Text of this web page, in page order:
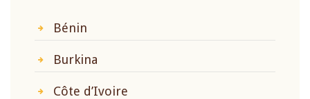
Bénin
Burkina
Côte d’Ivoire